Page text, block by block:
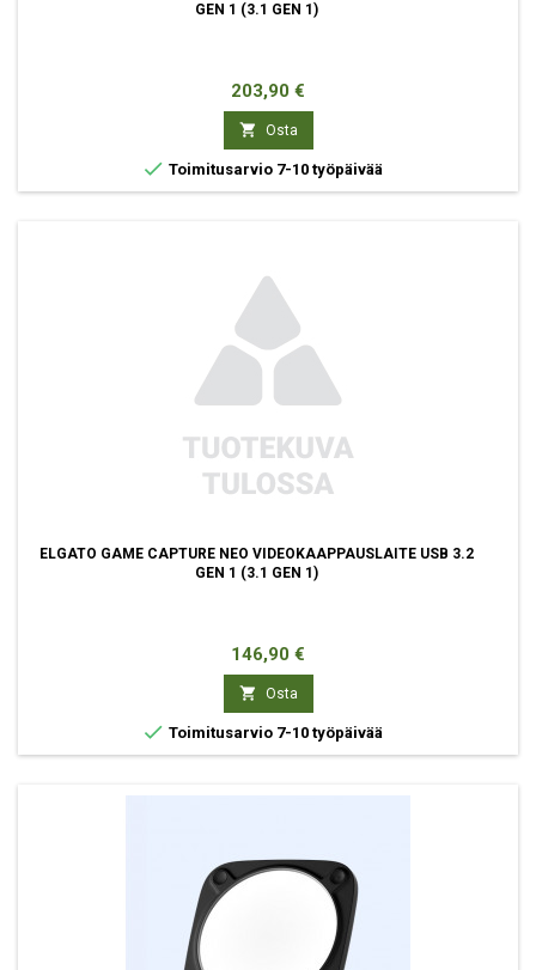
GEN 1 (3.1 GEN 1)
Hinta
203,90 €
 Osta
 Toimitusarvio 7-10 työpäivää
ELGATO GAME CAPTURE NEO VIDEOKAAPPAUSLAITE USB 3.2
GEN 1 (3.1 GEN 1)
Hinta
146,90 €
 Osta
 Toimitusarvio 7-10 työpäivää